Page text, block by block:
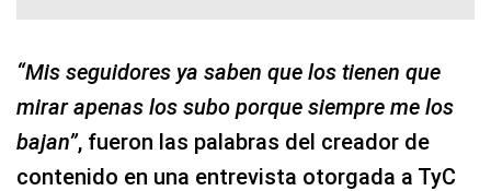
“Mis seguidores ya saben que los tienen que
mirar apenas los subo porque siempre me los
bajan”, fueron las palabras del creador de
contenido en una entrevista otorgada a TyC